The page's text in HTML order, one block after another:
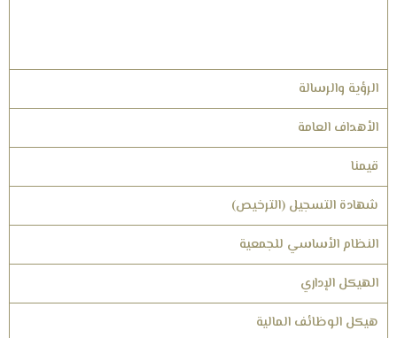
الرؤية والرسالة
الأهداف العامة
قيمنا
شهادة التسجيل (الترخيص)
النظام الأساسي للجمعية
الهيكل الإداري
هيكل الوظائف المالية